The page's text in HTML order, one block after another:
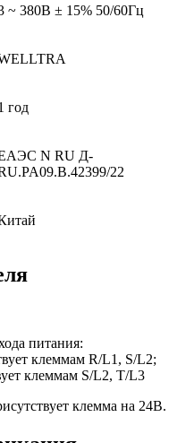
~ 380B ± 15% 50/60Гц
год
N RU Д-
22
питания:
клеммам R/L1, S/L2;
клеммам S/L2, T/L3
клемма на 24В.